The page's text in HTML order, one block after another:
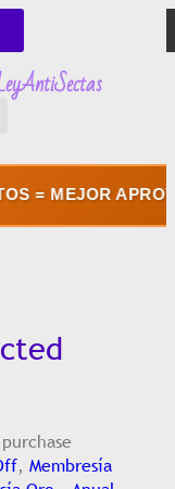
= MEJOR
, Membresía